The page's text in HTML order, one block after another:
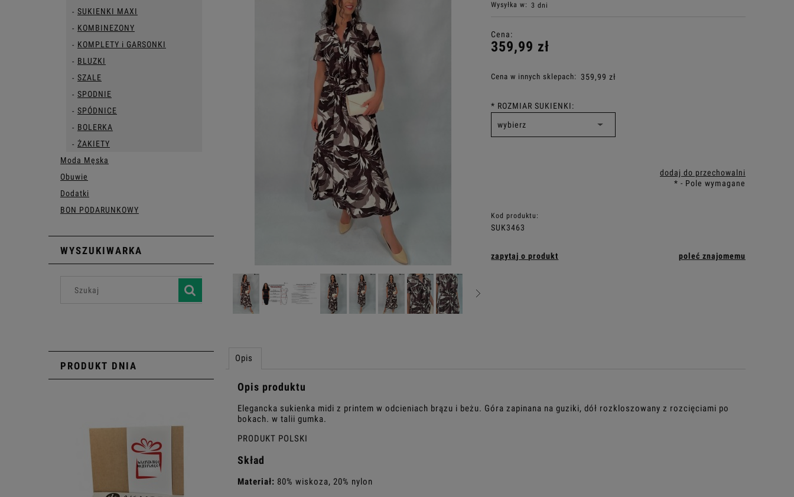
SUKIENKI MAXI
KOMBINEZONY
KOMPLETY i GARSONKI
BLUZKI
SZALE
SPODNIE
SPÓDNICE
BOLERKA
ŻAKIETY
Moda Męska
Obuwie
Dodatki
BON PODARUNKOWY
WYSZUKIWARKA
PRODUKT DNIA
Wysyłka w: 3 dni
Cena:
359,99 zł
Cena w innych sklepach: 359,99 zł
* ROZMIAR SUKIENKI:
dodaj do przechowalni
* - Pole wymagane
Kod produktu:
SUK3463
zapytaj o produkt poleć znajomemu
Opis
Opis produktu
Elegancka sukienka midi z printem w odcieniach brązu i beżu. Góra zapinana na guziki, dół rozkloszowany z rozcięciami po
bokach. w talii gumka.
PRODUKT POLSKI
Skład
Materiał: 80% wiskoza, 20% nylon